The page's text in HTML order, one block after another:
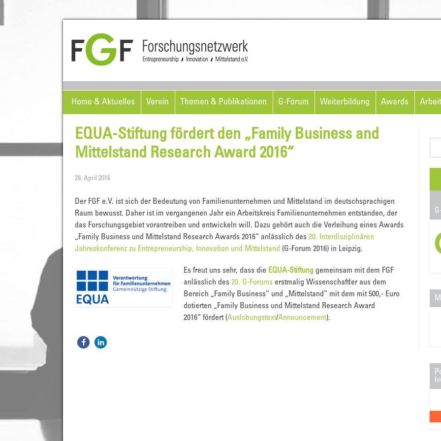
Home & Aktuelles Verein Themen & Publikationen G-Forum Weiterbildung Awards
EQUA-Stiftung fördert den „Family Business and
Mittelstand Research Award 2016“
28. April 2016
Der FGF e.V. ist sich der Bedeutung von Familienunternehmen und Mittelstand im deutschsprachigen
Raum bewusst. Daher ist im vergangenen Jahr ein Arbeitskreis Familienunternehmen entstanden, der
das Forschungsgebiet vorantreiben und entwickeln will. Dazu gehört auch die Verleihung eines Awards
„Family Business und Mittelstand Research Awards 2016“ anlässlich des 20. Interdisziplinären
Jahreskonferenz zu Entrepreneurship, Innovation und Mittelstand (G-Forum 2016) in Leipzig.
Es freut uns sehr, dass die EQUA-Stiftung gemeinsam mit dem FGF
anlässlich des 20. G-Forums erstmalig Wissenschaftler aus dem
Bereich „Family Business“ und „Mittelstand“ mit dem mit 500,- Euro
dotierten „Family Business und Mittelstand Research Award
2016“ fördert (Auslobungstext/Announcement).